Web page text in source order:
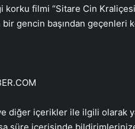
korku filmi “Sitare Cin
bir gencin başından geçenleri
diğer içerikler ile ilgili olarak